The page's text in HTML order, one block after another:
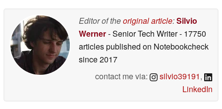
Editor of theoriginal article:Silvio
Werner- Senior Tech Writer- 17750
articles published on Notebookcheck
since 2017
contact me via:
silvio39191,
LinkedIn